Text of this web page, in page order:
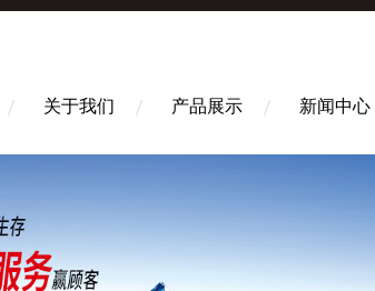
关于我们 产品展示 新闻中心